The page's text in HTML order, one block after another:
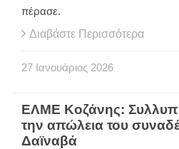
πέρασε.
Διαβάστε Περισσότερα
27 Ιανουάριος 2026
ΕΛΜΕ Κοζάνης:
την απώλεια του
Δαϊναβά